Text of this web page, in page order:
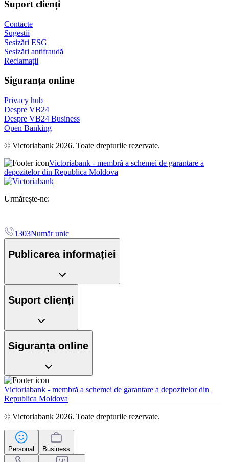
Suport clienți
Contacte
Sugestii
Sesizări ESG
Sesizări antifraudă
Reclamații
Siguranța online
Privacy hub
Despre VB24
Despre VB24 Business
Open Banking
© Victoriabank 2026. Toate drepturile rezervate.
Victoriabank - membră a schemei de garantare a
depozitelor din Republica Moldova
Urmărește-ne:
1303Număr unic
Publicarea informației
Suport clienți
Siguranța online
Victoriabank - membră a schemei de garantare a depozitelor din
Republica Moldova
© Victoriabank 2026. Toate drepturile rezervate.
Personal Business